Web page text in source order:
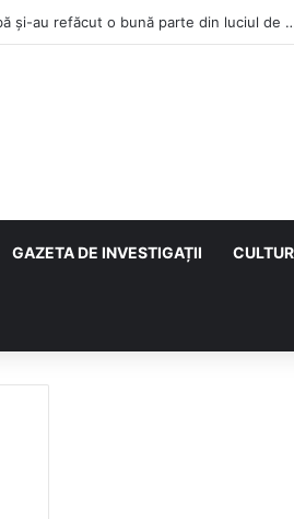
ULTIMA ORĂ | Pompierii au intrat pe fereastră într-un apartament
GAZETA DE INVESTIGAȚII